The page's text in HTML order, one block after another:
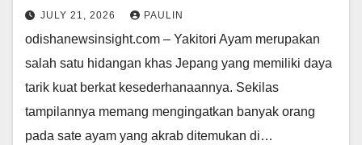
JULY 21, 2026 PAULIN
odishanewsinsight.com – Yakitori Ayam merupakan
salah satu hidangan khas Jepang yang memiliki daya
tarik kuat berkat kesederhanaannya. Sekilas
tampilannya memang mengingatkan banyak orang
pada sate ayam yang akrab ditemukan di…